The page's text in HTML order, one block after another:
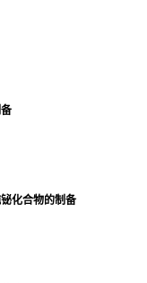
化合物的制备